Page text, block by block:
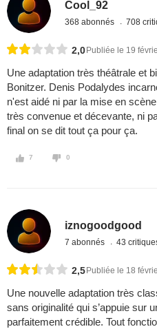
Cool_92
368 abonnés 708
2,0 Publiée le 19
Une adaptation très théâtrale et
Bonitzer. Denis Podalydes
n'est aidé ni par la mise en
très convenue et décevante, ni
final on se dit tout ça pour ça.
7 0
iznogoodgood
7 abonnés 43
2,5 Publiée le 18
Une nouvelle adaptation très
sans originalité qui s’appuie sur
parfaitement crédible. Tout